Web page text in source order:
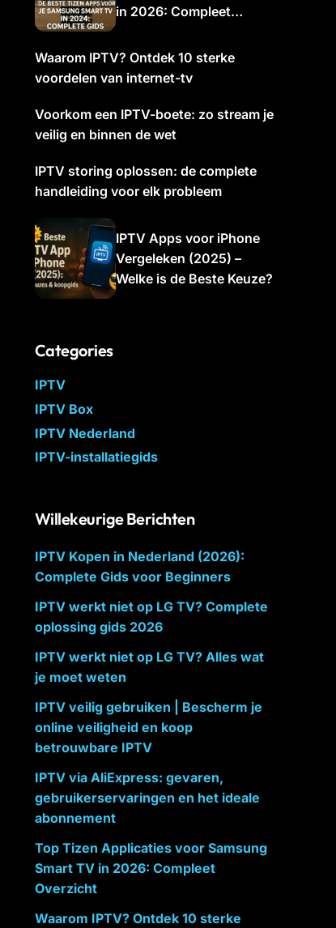
in 2026: Compleet
Waarom IPTV? Ontdek 10 sterke
voordelen van internet-tv
Voorkom een IPTV-boete: zo stream je
veilig en binnen de wet
IPTV storing oplossen: de complete
handleiding voor elk probleem
IPTV Apps voor iPhone
Vergeleken (2025) –
Welke is de Beste Keuze?
Categories
IPTV
IPTV Box
IPTV Nederland
IPTV-installatiegids
Willekeurige Berichten
IPTV Kopen in Nederland (2026):
Complete Gids voor Beginners
IPTV werkt niet op LG TV? Complete
oplossing gids 2026
IPTV werkt niet op LG TV? Alles wat
je moet weten
IPTV veilig gebruiken | Bescherm je
online veiligheid en koop
betrouwbare IPTV
IPTV via AliExpress: gevaren,
gebruikerservaringen en het ideale
abonnement
Top Tizen Applicaties voor Samsung
Smart TV in 2026: Compleet
Overzicht
Waarom IPTV? Ontdek 10 sterke